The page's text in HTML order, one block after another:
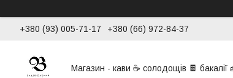
+380 (93) 005-71-17 +380 (66) 972-84-37
Магазин - кави ☕ солодощів 🍫 бакалії